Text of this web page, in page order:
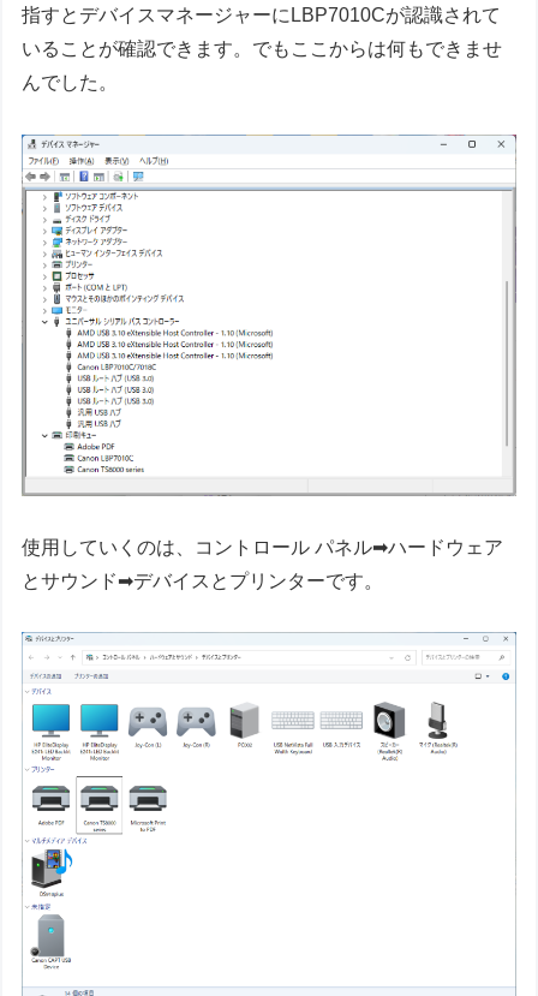
指すとデバイスマネージャーにLBP7010Cが認識されて
いることが確認できます。でもここからは何もできませ
んでした。
使用していくのは、コントロール パネル➡ハードウェア
とサウンド➡デバイスとプリンターです。